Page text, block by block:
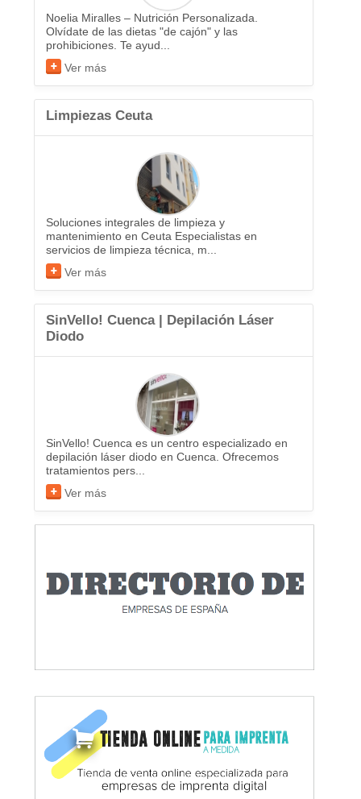
Noelia Miralles – Nutrición Personalizada.
Olvídate de las dietas "de cajón" y las
prohibiciones. Te ayud...
Ver más
Limpiezas Ceuta
Soluciones integrales de limpieza y
mantenimiento en Ceuta Especialistas en
servicios de limpieza técnica, m...
Ver más
SinVello! Cuenca | Depilación Láser
Diodo
SinVello! Cuenca es un centro especializado en
depilación láser diodo en Cuenca. Ofrecemos
tratamientos pers...
Ver más